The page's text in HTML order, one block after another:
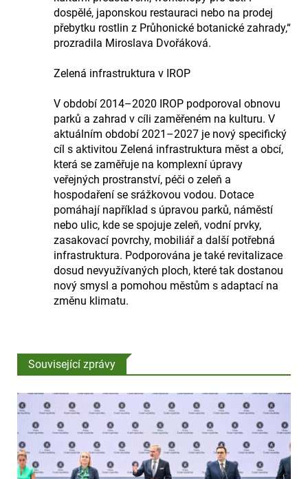
dospělé, japonskou restauraci nebo na prodej
přebytku rostlin z Průhonické botanické zahrady,“
prozradila Miroslava Dvořáková.
Zelená infrastruktura v IROP
V období 2014–2020 IROP podporoval obnovu
parků a zahrad v cíli zaměřeném na kulturu. V
aktuálním období 2021–2027 je nový specifický
cíl s aktivitou Zelená infrastruktura měst a obcí,
která se zaměřuje na komplexní úpravy
veřejných prostranství, péči o zeleň a
hospodaření se srážkovou vodou. Dotace
pomáhají například s úpravou parků, náměstí
nebo ulic, kde se spojuje zeleň, vodní prvky,
zasakovací povrchy, mobiliář a další potřebná
infrastruktura. Podporována je také revitalizace
dosud nevyužívaných ploch, které tak dostanou
nový smysl a pomohou městům s adaptací na
změnu klimatu.
Související zprávy